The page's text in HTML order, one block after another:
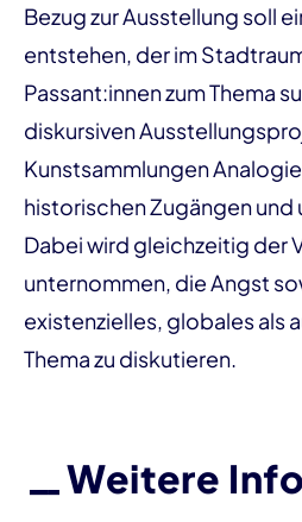
Bezug zur Ausstellung soll
entstehen, der im
Passant:innen zum Thema
diskursiven
Kunstsammlungen
historischen Zugängen und
Dabei wird gleichzeitig der
unternommen, die Angst
existenzielles, globales als
Thema zu diskutieren.
Weitere